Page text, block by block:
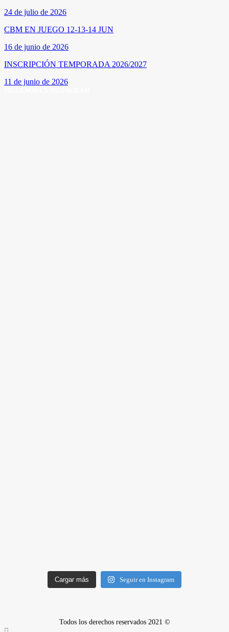
24 de julio de 2026
CBM EN JUEGO 12-13-14 JUN
16 de junio de 2026
INSCRIPCIÓN TEMPORADA 2026/2027
11 de junio de 2026
Cargar más Seguir en Instagram
Todos los derechos reservados 2021 ©